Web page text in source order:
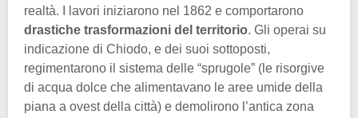
realtà. I lavori iniziarono nel 1862 e comportarono
drastiche trasformazioni del territorio. Gli operai su
indicazione di Chiodo, e dei suoi sottoposti,
regimentarono il sistema delle “sprugole” (le risorgive
di acqua dolce che alimentavano le aree umide della
piana a ovest della città) e demolirono l’antica zona